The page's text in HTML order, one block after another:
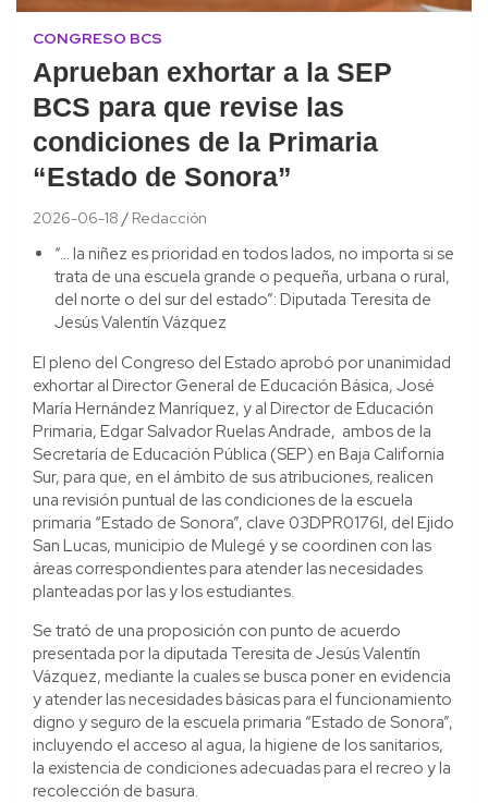
CONGRESO BCS
Aprueban exhortar a la SEP
BCS para que revise las
condiciones de la Primaria
“Estado de Sonora”
2026-06-18 Redacción
“… la niñez es prioridad en todos lados, no importa si se
trata de una escuela grande o pequeña, urbana o rural,
del norte o del sur del estado”: Diputada Teresita de
Jesús Valentín Vázquez
El pleno del Congreso del Estado aprobó por unanimidad
exhortar al Director General de Educación Básica, José
María Hernández Manríquez, y al Director de Educación
Primaria, Edgar Salvador Ruelas Andrade, ambos de la
Secretaría de Educación Pública (SEP) en Baja California
Sur, para que, en el ámbito de sus atribuciones, realicen
una revisión puntual de las condiciones de la escuela
primaria “Estado de Sonora”, clave 03DPR0176I, del Ejido
San Lucas, municipio de Mulegé y se coordinen con las
áreas correspondientes para atender las necesidades
planteadas por las y los estudiantes.
Se trató de una proposición con punto de acuerdo
presentada por la diputada Teresita de Jesús Valentín
Vázquez, mediante la cuales se busca poner en evidencia
y atender las necesidades básicas para el funcionamiento
digno y seguro de la escuela primaria “Estado de Sonora”,
incluyendo el acceso al agua, la higiene de los sanitarios,
la existencia de condiciones adecuadas para el recreo y la
recolección de basura.